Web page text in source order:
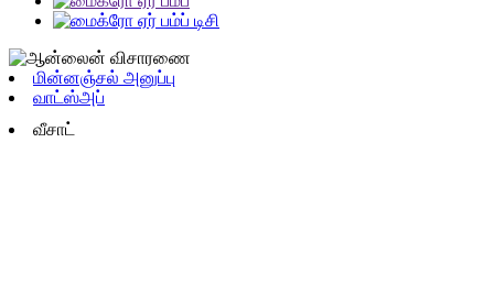
மின்னஞ்சல் அனுப்பு
வாட்ஸ்அப்
வீசாட்